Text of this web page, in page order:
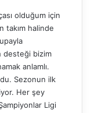
olduğum için
takım halinde
desteği bizim
anlamlı.
Sezonun ilk
Her şey
Ligi